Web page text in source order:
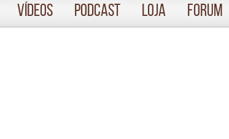
Vídeos Podcast Loja Forum